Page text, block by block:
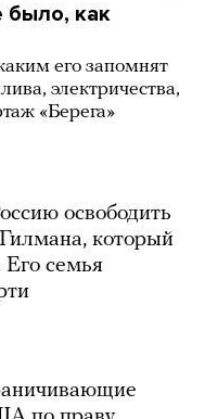
было, как
его запомнят
электричества,
«Берега»
освободить
который
Его семья